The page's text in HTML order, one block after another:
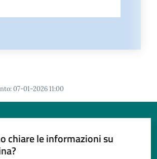
:07-01-2026 11:00
chiare le informazioni su